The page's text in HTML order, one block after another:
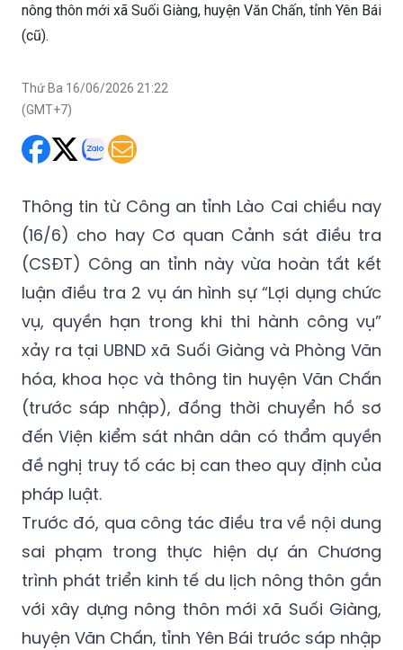
nông thôn mới xã Suối Giàng, huyện Văn Chấn, tỉnh Yên Bái
(cũ).
Thứ Ba 16/06/2026 21:22
(GMT+7)
Thông tin từ Công an tỉnh Lào Cai chiều nay
(16/6) cho hay Cơ quan Cảnh sát điều tra
(CSĐT) Công an tỉnh này vừa hoàn tất kết
luận điều tra 2 vụ án hình sự “Lợi dụng chức
vụ, quyền hạn trong khi thi hành công vụ”
xảy ra tại UBND xã Suối Giàng và Phòng Văn
hóa, khoa học và thông tin huyện Văn Chấn
(trước sáp nhập), đồng thời chuyển hồ sơ
đến Viện kiểm sát nhân dân có thẩm quyền
đề nghị truy tố các bị can theo quy định của
pháp luật.
Trước đó, qua công tác điều tra về nội dung
sai phạm trong thực hiện dự án Chương
trình phát triển kinh tế du lịch nông thôn gắn
với xây dựng nông thôn mới xã Suối Giàng,
huyện Văn Chấn, tỉnh Yên Bái trước sáp nhập